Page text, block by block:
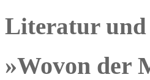
Literatur
»Wovon der